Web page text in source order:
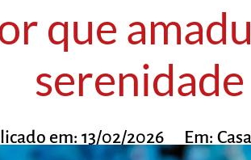
que
serenidade
em: 13/02/2026 Em: